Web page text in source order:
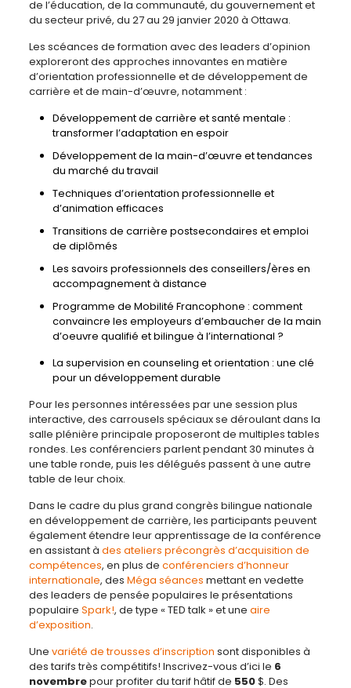
de l’éducation, de la communauté, du gouvernement et
du secteur privé, du 27 au 29 janvier 2020 à Ottawa.
Les scéances de formation avec des leaders d’opinion
exploreront des approches innovantes en matière
d’orientation professionnelle et de développement de
carrière et de main-d’œuvre, notamment :
Développement de carrière et santé mentale :
transformer l’adaptation en espoir
Développement de la main-d’œuvre et tendances
du marché du travail
Techniques d’orientation professionnelle et
d’animation efficaces
Transitions de carrière postsecondaires et emploi
de diplômés
Les savoirs professionnels des conseillers/ères en
accompagnement à distance
Programme de Mobilité Francophone : comment
convaincre les employeurs d’embaucher de la main
d’oeuvre qualifié et bilingue à l’international ?
La supervision en counseling et orientation : une clé
pour un développement durable
Pour les personnes intéressées par une session plus
interactive, des carrousels spéciaux se déroulant dans la
salle plénière principale proposeront de multiples tables
rondes. Les conférenciers parlent pendant 30 minutes à
une table ronde, puis les délégués passent à une autre
table de leur choix.
Dans le cadre du plus grand congrès bilingue nationale
en développement de carrière, les participants peuvent
également étendre leur apprentissage de la conférence
en assistant à des ateliers précongrès d’acquisition de
compétences, en plus de conférenciers d’honneur
internationale, des Méga séances mettant en vedette
des leaders de pensée populaires le présentations
populaire Spark!, de type « TED talk » et une aire
d’exposition.
Une variété de trousses d’inscription sont disponibles à
des tarifs très compétitifs! Inscrivez-vous d’ici le 6
novembrepour profiter du tarif hâtif de 550$. Des